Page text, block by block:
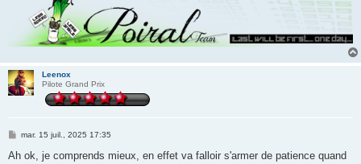
Leenox
Pilote Grand Prix
M
s
mar. 15 juil., 2025 17:35
Ah ok, je comprends mieux, en effet va falloir s'armer de patience quand